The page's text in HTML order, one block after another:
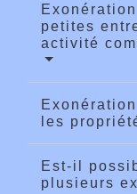
petites
activité
les
Est-il
plusieurs